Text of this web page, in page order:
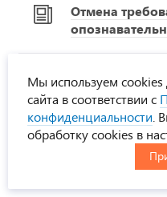
Отмена
МИНТРАНС
по
Мы используем
сайта в соответствии с
конфиденциальности .
обработку cookies в